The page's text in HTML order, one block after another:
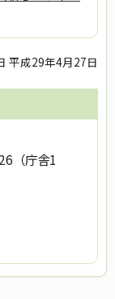
平成29年4月27日
（庁舎1